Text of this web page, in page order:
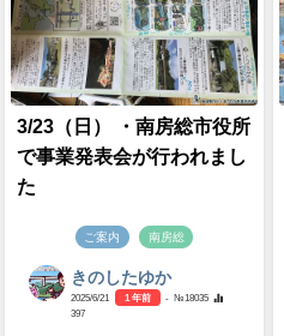
3/23（日） ・南房総市役所
で事業発表会が行われまし
た
ご案内 南房総
きのしたゆか
2025/6/21 1 年前
- №18035
397